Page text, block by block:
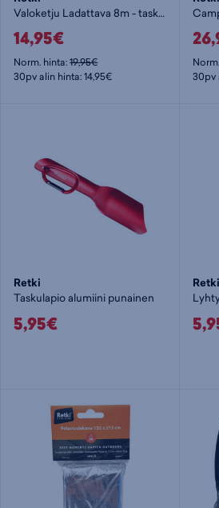
Valoketju Ladattava 8m - taskulamppu
14,95€
Norm. hinta:19,95€
30pv alin hinta: 14,95€
30pv
Retki
Taskulapio alumiini punainen
5,95€
Retki